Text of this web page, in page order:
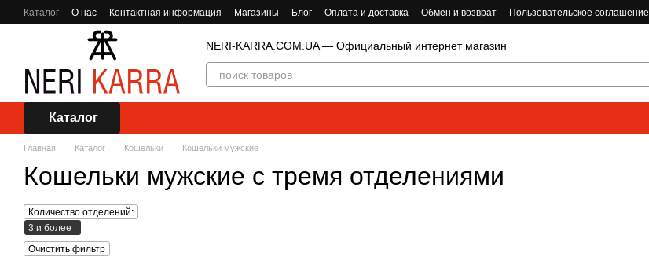
Перейти к основному контенту
Каталог О нас Контактная информация Магазины Блог Оплата и доставка Обмен и возврат Пользовательское соглашение
NERI-KARRA.COM.UA — Официальный интернет магазин
Каталог
Главная Каталог Кошельки Кошельки мужские
Кошельки мужские с тремя отделениями
Количество отделений:
3 и более
Очистить фильтр